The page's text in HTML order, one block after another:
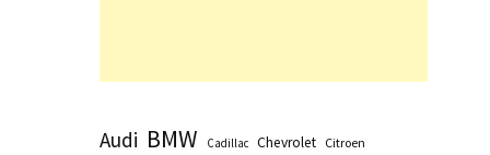
Audi BMW Cadillac Chevrolet Citroen